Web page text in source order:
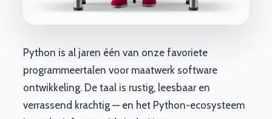
Python is al jaren één van onze favoriete
programmeertalen voor maatwerk software
ontwikkeling. De taal is rustig, leesbaar en
verrassend krachtig — en het Python-ecosysteem